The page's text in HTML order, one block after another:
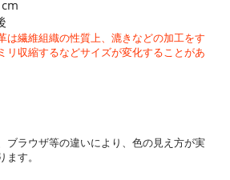
は繊維組織の性質上、漉きなどの加工をす
リ収縮するなどサイズが変化することがあ
ブラウザ等の違いにより、色の見え方が実
す。